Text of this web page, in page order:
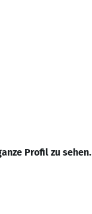
Profil zu sehen.